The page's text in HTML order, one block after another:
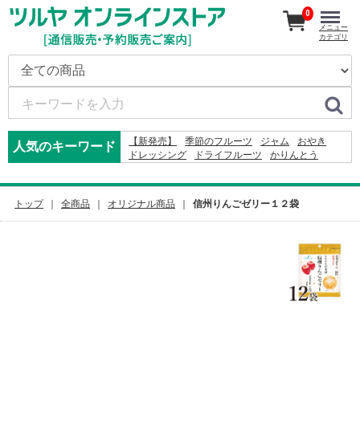
人気のキーワード 【新発売】 季節のフルーツ ジャム
おやき
ドレッシング
ドライフルーツ
かりんとう
コーヒー
りんごかりんとう オードブル
2024
レモン
0
メニュー
カテゴリ
トップ 全商品 オリジナル商品 信州りんごゼリー１２袋